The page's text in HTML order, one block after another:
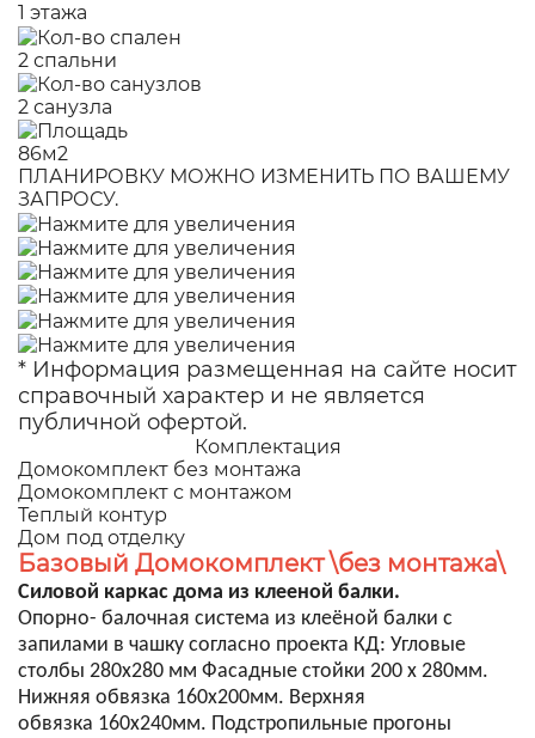
1 этажа
2 спальни
2 санузла
86м2
ПЛАНИРОВКУ МОЖНО ИЗМЕНИТЬ ПО ВАШЕМУ
ЗАПРОСУ.
* Информация размещенная на сайте носит
справочный характер и не является
публичной офертой.
Комплектация
Домокомплект без монтажа
Домокомплект с монтажом
Теплый контур
Дом под отделку
Базовый Домокомплект \без монтажа\
Силовой каркас дома из клееной балки.
Опорно- балочная система из клеёной балки с
запилами в чашку согласно проекта КД: Угловые
столбы 280х280 мм Фасадные стойки 200 х 280мм.
Нижняя обвязка 160х200мм. Верхняя
обвязка 160х240мм. Подстропильные прогоны